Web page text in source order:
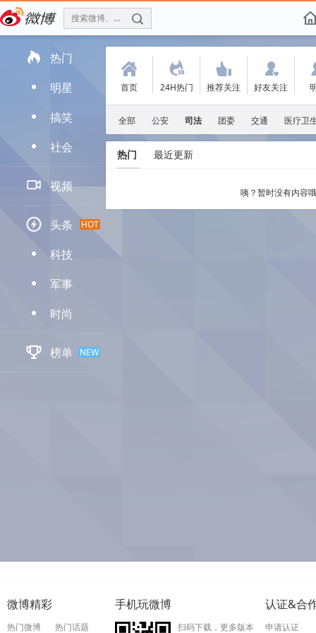
搜索微博、找人 f
 热门
D 明星
D 搞笑
D 社会
 视频
 头条 HOT
D 科技
D 军事
D 时尚
 榜单 NEW
(
首页
.
24H热门
'
推荐关注
:
好友关注
全部 公安 司法 团委 交通 医疗卫
热门 最近更新
咦？暂时没有内容
微博精彩
热门微博 热门话题
手机玩微博
扫码下载，更多版本
认证&合
申请认证